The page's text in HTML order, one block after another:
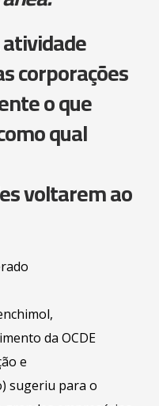
corporações
o que
qual
voltarem ao
da OCDE
e
sugeriu para o